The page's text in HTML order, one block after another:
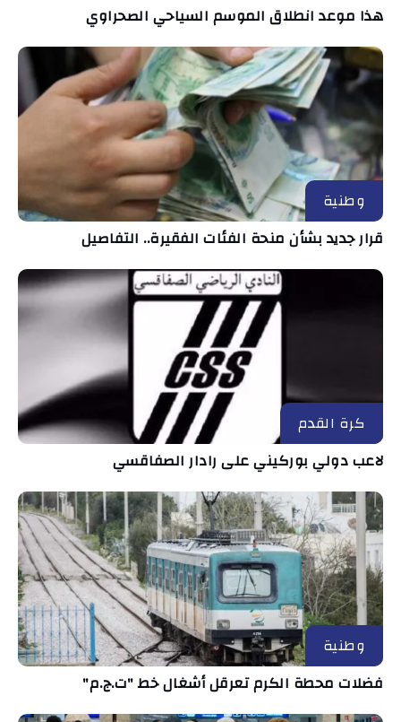
هذا موعد انطلاق الموسم السياحي الصحراوي
وطنية
قرار جديد بشأن منحة الفئات الفقيرة.. التفاصيل
كرة القدم
لاعب دولي بوركيني على رادار الصفاقسي
وطنية
فضلات محطة الكرم تعرقل أشغال خط "ت.ج.م"